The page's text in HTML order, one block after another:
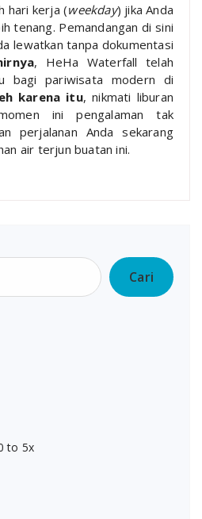
hari kerja (weekday) jika Anda
tenang. Pemandangan di sini
lewatkan tanpa dokumentasi
, HeHa Waterfall telah
bagi pariwisata modern di
karena itu, nikmati liburan
ini pengalaman tak
perjalanan Anda sekarang
air terjun buatan ini.
Cari
to 5x